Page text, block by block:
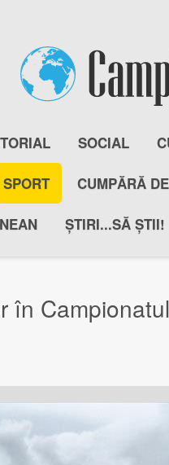
SOCIAL
SPORT CUMPĂRĂ
ȘTIRI...SĂ ȘTII!
în